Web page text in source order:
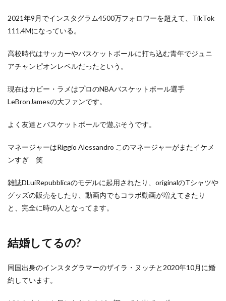
2021年9月でインスタグラム4500万フォロワーを超えて、TikTok
111.4Mになっている。
高校時代はサッカーやバスケットボールに打ち込む青年でジュニ
アチャンピオンレベルだったという。
現在はカビー・ラメはプロのNBAバスケットボール選手
LeBronJamesの大ファンです。
よく友達とバスケットボールで遊ぶそうです。
マネージャーはRiggio Alessandro このマネージャーがまたイケメ
ンすぎ 笑
雑誌DLuiRepubblicaのモデルに起用されたり、originalのTシャツや
グッズの販売をしたり、動画内でもコラボ動画が増えてきたり
と、完全に時の人となってます。
結婚してるの?
同国出身のインスタグラマーのザイラ・ヌッチと2020年10月に婚
約しています。